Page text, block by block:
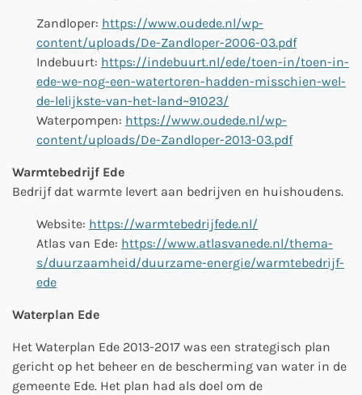
Zandloper: https://www.oudede.nl/wp-
content/uploads/De-Zandloper-2006-03.pdf
Indebuurt: https://indebuurt.nl/ede/toen-in/toen-in-
ede-we-nog-een-watertoren-hadden-misschien-wel-
de-lelijkste-van-het-land~91023/
Waterpompen: https://www.oudede.nl/wp-
content/uploads/De-Zandloper-2013-03.pdf
Warmtebedrijf Ede
Bedrijf dat warmte levert aan bedrijven en huishoudens.
Website: https://warmtebedrijfede.nl/
Atlas van Ede: https://www.atlasvanede.nl/thema-
s/duurzaamheid/duurzame-energie/warmtebedrijf-
ede
Waterplan Ede
Het Waterplan Ede 2013-2017 was een strategisch plan
gericht op het beheer en de bescherming van water in de
gemeente Ede. Het plan had als doel om de